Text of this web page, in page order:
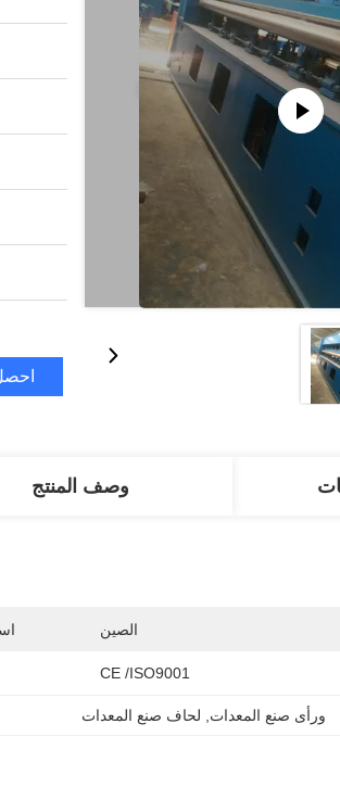
وصف المنتج
الصين
CE /ISO9001
ورأى صنع المعدات لحاف صنع المعدات